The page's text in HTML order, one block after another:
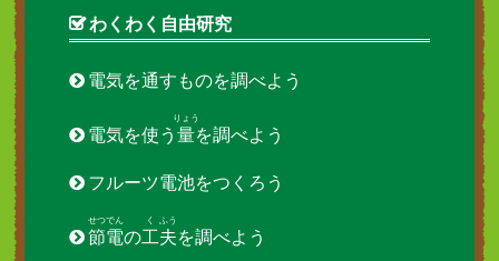
わくわく自由研究
電気を通すものを調べよう
電気を使う量
りょう
を調べよう
フルーツ電池をつくろう
節
せつ
電
でん
の工
く
夫
ふう
を調べよう